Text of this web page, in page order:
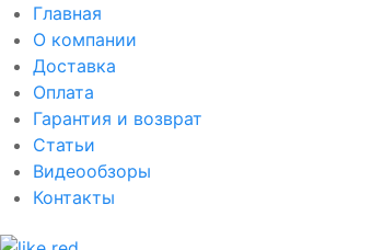
Главная
О компании
Доставка
Оплата
Гарантия и возврат
Статьи
Видеообзоры
Контакты